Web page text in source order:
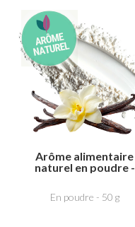
Arôme alimentaire
naturel en poudre -
En poudre - 50 g